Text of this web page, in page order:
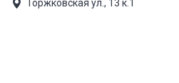
Торжковская ул., 13 к.1